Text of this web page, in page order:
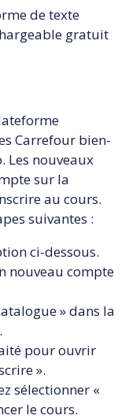
de texte
gratuit
Carrefour bien-
Les nouveaux
sur la
au cours.
suivantes :
ci-dessous.
nouveau compte
» dans la
pour ouvrir
».
sélectionner «
le cours.